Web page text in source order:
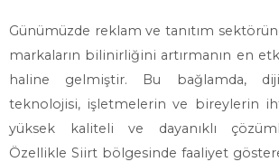
Günümüzde reklam ve tanıtım
markaların bilinirliğini artırmanın en
haline gelmiştir. Bu bağlamda,
teknolojisi, işletmelerin ve bireylerin
yüksek kaliteli ve dayanıklı
Özellikle Siirt bölgesinde faaliyet